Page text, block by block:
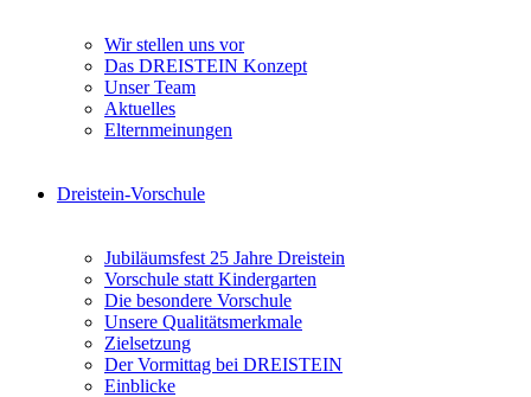
Wir stellen uns vor
Das DREISTEIN Konzept
Unser Team
Aktuelles
Elternmeinungen
Dreistein-Vorschule
Jubiläumsfest 25 Jahre Dreistein
Vorschule statt Kindergarten
Die besondere Vorschule
Unsere Qualitätsmerkmale
Zielsetzung
Der Vormittag bei DREISTEIN
Einblicke